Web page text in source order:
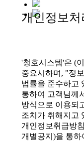
개인정보처
'청호시스템'은 (
중요시하며, "정
법률을 준수하고
통하여 고객님께
방식으로 이용되
조치가 취해지고
개인정보취급방
개별공지)을 통하